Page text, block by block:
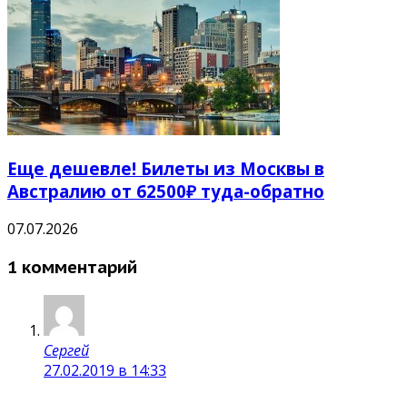
Еще дешевле! Билеты из Москвы в
Австралию от 62500₽ туда-обратно
07.07.2026
1 комментарий
Сергей
27.02.2019 в 14:33